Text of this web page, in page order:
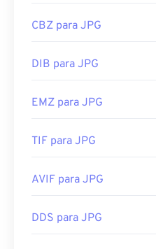
CBZ para JPG
DIB para JPG
EMZ para JPG
TIF para JPG
AVIF para JPG
DDS para JPG